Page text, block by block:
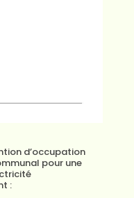
d’occupation
pour une
: